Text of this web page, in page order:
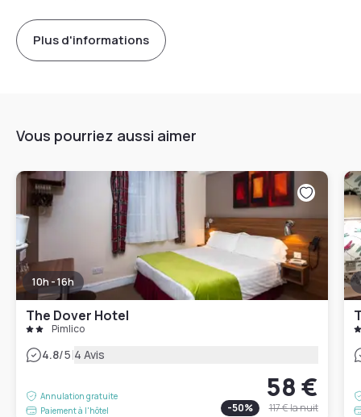
Plus d'informations
Vous pourriez aussi aimer
10h - 16h
The Dover Hotel
Pimlico
4.8/5|4 Avis
Annulation gratuite
Paiement à l'hôtel
58 €
-50% 117 €la nuit